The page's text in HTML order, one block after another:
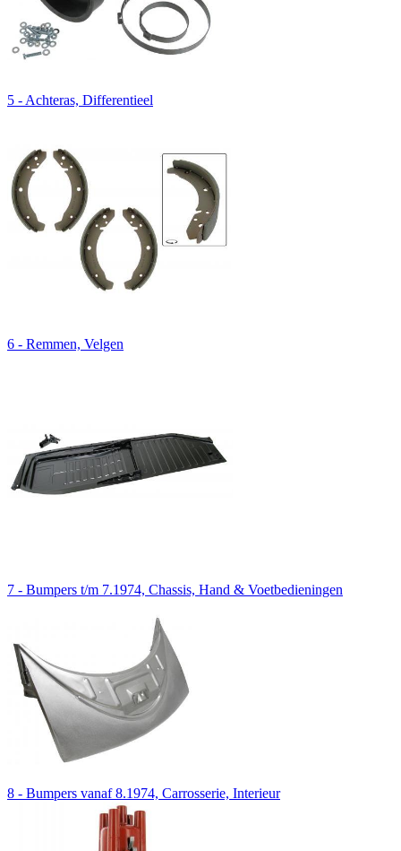
5 - Achteras, Differentieel
6 - Remmen, Velgen
7 - Bumpers t/m 7.1974, Chassis, Hand & Voetbedieningen
8 - Bumpers vanaf 8.1974, Carrosserie, Interieur